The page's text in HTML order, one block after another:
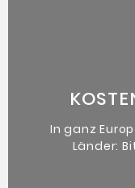
In ganz
Länder: